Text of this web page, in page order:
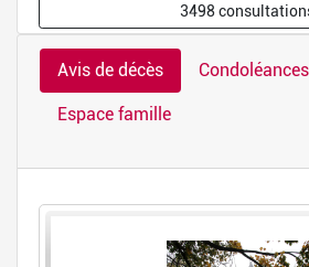
3498
Avis de décès Condoléances
Espace famille